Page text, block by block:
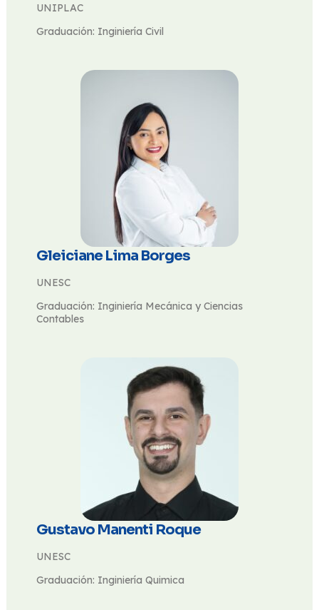
UNIPLAC
Graduación: Inginiería Civil
Gleiciane Lima Borges
UNESC
Graduación: Inginiería Mecánica y Ciencias
Contables
Gustavo Manenti Roque
UNESC
Graduación: Inginiería Quimica